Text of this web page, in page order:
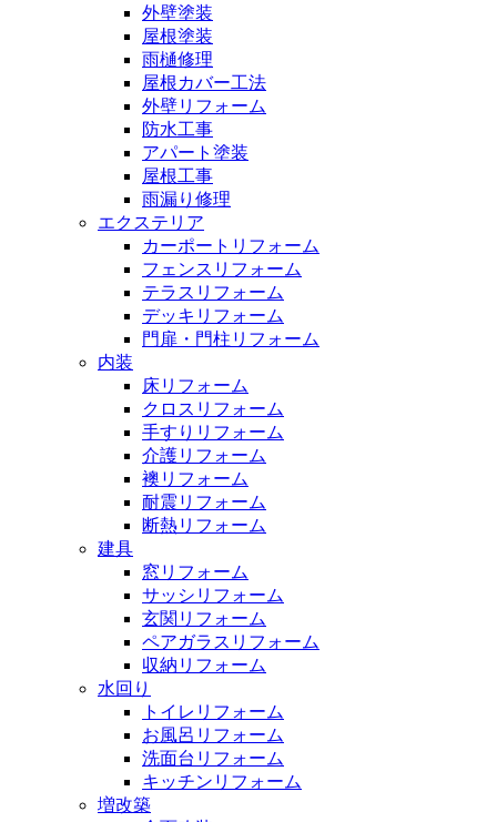
外壁塗装
屋根塗装
雨樋修理
屋根カバー工法
外壁リフォーム
防水工事
アパート塗装
屋根工事
雨漏り修理
エクステリア
カーポートリフォーム
フェンスリフォーム
テラスリフォーム
デッキリフォーム
門扉・門柱リフォーム
内装
床リフォーム
クロスリフォーム
手すりリフォーム
介護リフォーム
襖リフォーム
耐震リフォーム
断熱リフォーム
建具
窓リフォーム
サッシリフォーム
玄関リフォーム
ペアガラスリフォーム
収納リフォーム
水回り
トイレリフォーム
お風呂リフォーム
洗面台リフォーム
キッチンリフォーム
増改築